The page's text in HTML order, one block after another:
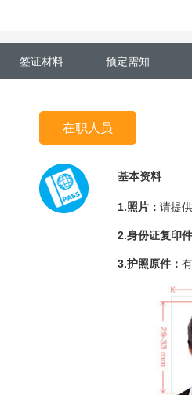
签证材料 预定需知
在职人员
基本资料
1.照片： 请提
2.身份证复印件
3.护照原件：